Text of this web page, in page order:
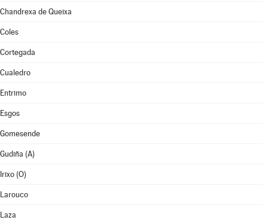
Chandrexa de Queixa
Coles
Cortegada
Cualedro
Entrimo
Esgos
Gomesende
Gudiña (A)
Irixo (O)
Larouco
Laza